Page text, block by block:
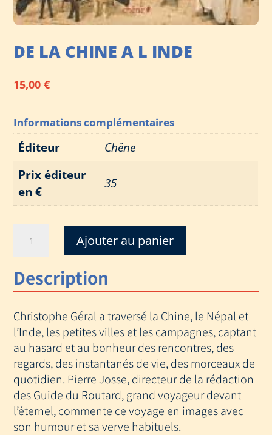
DE LA CHINE A L INDE
15,00€
Informations complémentaires
Éditeur
Chêne
Prix éditeur
en €
35
DE
LA
CHINE
L
INDE
Ajouter au panier
Description
Christophe Géral a traversé la Chine, le Népal et
l’Inde, les petites villes et les campagnes, captant
au hasard et au bonheur des rencontres, des
regards, des instantanés de vie, des morceaux de
quotidien. Pierre Josse, directeur de la rédaction
des Guide du Routard, grand voyageur devant
l’éternel, commente ce voyage en images avec
son humour et sa verve habituels.